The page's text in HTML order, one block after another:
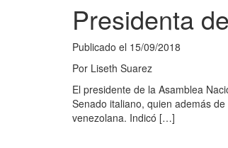
Presidenta
Publicado el 15/09/2018
Por Liseth Suarez
El presidente de la Asamblea
Senado italiano, quien además
venezolana. Indicó […]